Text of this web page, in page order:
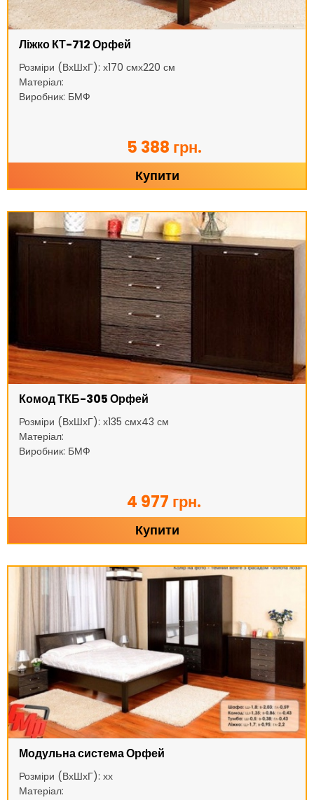
Ліжко КТ-712 Орфей
Розміри (ВхШхГ): х170 смх220 см
Матеріал:
Виробник: БМФ
5 388 грн.
Купити
Комод ТКБ-305 Орфей
Розміри (ВхШхГ): х135 смх43 см
Матеріал:
Виробник: БМФ
4 977 грн.
Купити
Модульна система Орфей
Розміри (ВхШхГ): хх
Матеріал: